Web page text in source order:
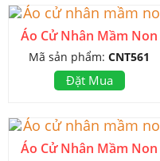
Áo Cử Nhân Mầm Non
Mã sản phẩm: CNT561
Đặt Mua
Áo Cử Nhân Mầm Non